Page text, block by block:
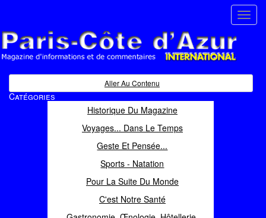
Magazine d'informations et de commentaires
Aller Au Contenu
Catégories
Historique Du Magazine
Voyages... Dans Le Temps
Geste Et Pensée...
Sports - Natation
Pour La Suite Du Monde
C'est Notre Santé